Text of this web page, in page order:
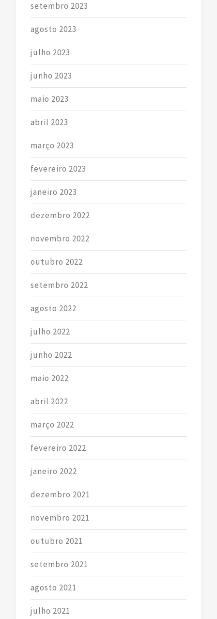
setembro 2023
agosto 2023
julho 2023
junho 2023
maio 2023
abril 2023
março 2023
fevereiro 2023
janeiro 2023
dezembro 2022
novembro 2022
outubro 2022
setembro 2022
agosto 2022
julho 2022
junho 2022
maio 2022
abril 2022
março 2022
fevereiro 2022
janeiro 2022
dezembro 2021
novembro 2021
outubro 2021
setembro 2021
agosto 2021
julho 2021